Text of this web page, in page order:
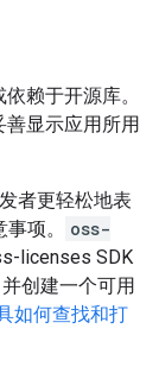
赖于开源库。
显示应用所用
者更轻松地表
项。
oss-
licenses SDK
创建一个可用
如何查找和打